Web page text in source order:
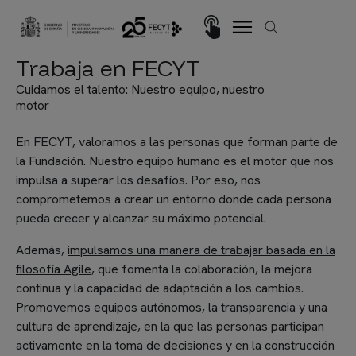
Imagen
Trabaja en FECYT
Cuidamos el talento: Nuestro equipo, nuestro
motor
En FECYT, valoramos a las personas que forman parte de
la Fundación. Nuestro equipo humano es el motor que nos
impulsa a superar los desafíos. Por eso, nos
comprometemos a crear un entorno donde cada persona
pueda crecer y alcanzar su máximo potencial.
Además, impulsamos una manera de trabajar basada en la
filosofía Agile, que fomenta la colaboración, la mejora
continua y la capacidad de adaptación a los cambios.
Promovemos equipos autónomos, la transparencia y una
cultura de aprendizaje, en la que las personas participan
activamente en la toma de decisiones y en la construcción